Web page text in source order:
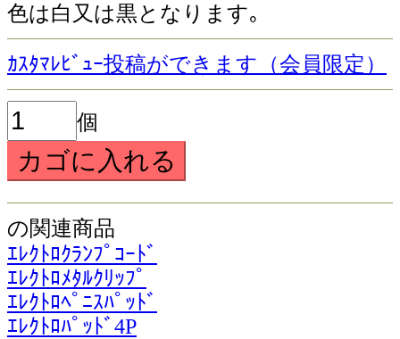
色は白又は黒となります｡
ｶｽﾀﾏﾚﾋﾞｭｰ投稿ができます（会員限定）
個
の関連商品
ｴﾚｸﾄﾛｸﾗﾝﾌﾟｺｰﾄﾞ
ｴﾚｸﾄﾛﾒﾀﾙｸﾘｯﾌﾟ
ｴﾚｸﾄﾛﾍﾟﾆｽﾊﾟｯﾄﾞ
ｴﾚｸﾄﾛﾊﾟｯﾄﾞ4P